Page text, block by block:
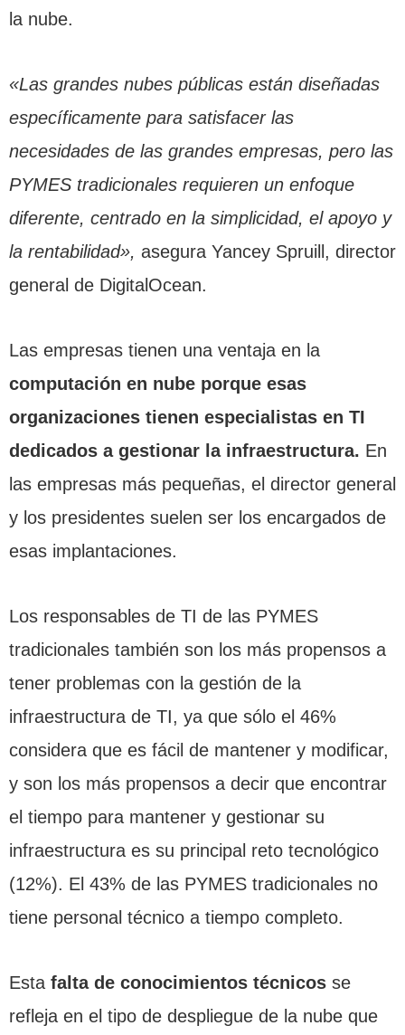
la nube.
«Las grandes nubes públicas están diseñadas
específicamente para satisfacer las
necesidades de las grandes empresas, pero las
PYMES tradicionales requieren un enfoque
diferente, centrado en la simplicidad, el apoyo y
la rentabilidad», asegura Yancey Spruill, director
general de DigitalOcean.
Las empresas tienen una ventaja en la
computación en nube porque esas
organizaciones tienen especialistas en TI
dedicados a gestionar la infraestructura. En
las empresas más pequeñas, el director general
y los presidentes suelen ser los encargados de
esas implantaciones.
Los responsables de TI de las PYMES
tradicionales también son los más propensos a
tener problemas con la gestión de la
infraestructura de TI, ya que sólo el 46%
considera que es fácil de mantener y modificar,
y son los más propensos a decir que encontrar
el tiempo para mantener y gestionar su
infraestructura es su principal reto tecnológico
(12%). El 43% de las PYMES tradicionales no
tiene personal técnico a tiempo completo.
Esta falta de conocimientos técnicos se
refleja en el tipo de despliegue de la nube que